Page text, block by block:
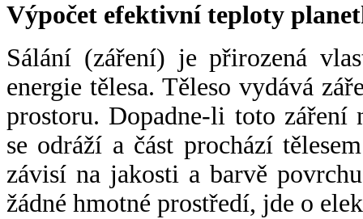
Výpočet efektivní teploty
Sálání (záření) je přirozená
energie tělesa. Těleso vydává
prostoru. Dopadne-li toto záření
se odráží a část prochází
závisí na jakosti a barvě
žádné hmotné prostředí, jde o